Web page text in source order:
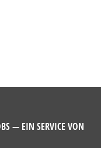
— EIN SERVICE VON